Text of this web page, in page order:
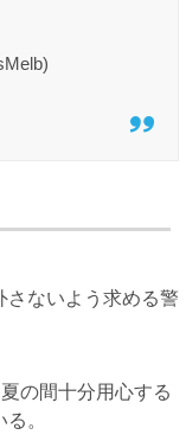
さないよう求める警
の間十分用心する
。